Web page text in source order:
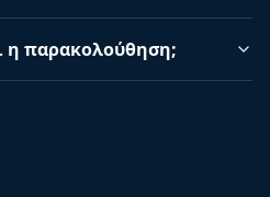
η παρακολούθηση;